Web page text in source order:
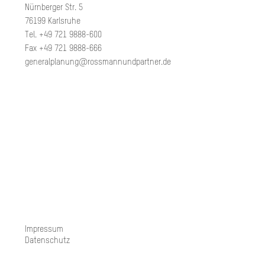
Nürnberger Str. 5
76199 Karlsruhe
Tel. +49 721 9888-600
Fax +49 721 9888-666
generalplanung@rossmannundpartner.de
Impressum
Datenschutz